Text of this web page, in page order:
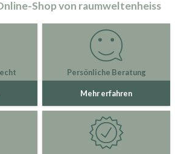
Shop von raumweltenheiss
Persönliche Beratung
Mehr erfahren